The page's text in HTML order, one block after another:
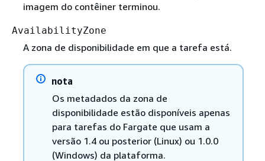
imagem do contêiner terminou.
AvailabilityZone
A zona de disponibilidade em que a tarefa está.
nota
Os metadados da zona de
disponibilidade estão disponíveis apenas
para tarefas do Fargate que usam a
versão 1.4 ou posterior (Linux) ou 1.0.0
(Windows) da plataforma.